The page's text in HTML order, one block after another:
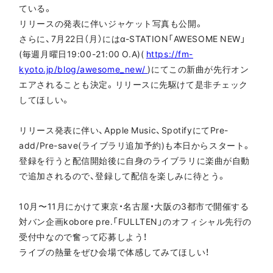
ている。
リリースの発表に伴いジャケット写真も公開。
さらに、7月22日（月）にはα-STATION「AWESOME NEW」
(毎週月曜日19:00-21:00 O.A)( https://fm-
kyoto.jp/blog/awesome_new/)にてこの新曲が先行オン
エアされることも決定。リリースに先駆けて是非チェック
してほしい。
リリース発表に伴い、Apple Music、SpotifyにてPre-
add/Pre-save(ライブラリ追加予約)も本日からスタート。
登録を行うと配信開始後に自身のライブラリに楽曲が自動
で追加されるので、登録して配信を楽しみに待とう。
10月〜11月にかけて東京・名古屋・大阪の3都市で開催する
対バン企画kobore pre.「FULLTEN」のオフィシャル先行の
受付中なので奮って応募しよう！
ライブの熱量をぜひ会場で体感してみてほしい！